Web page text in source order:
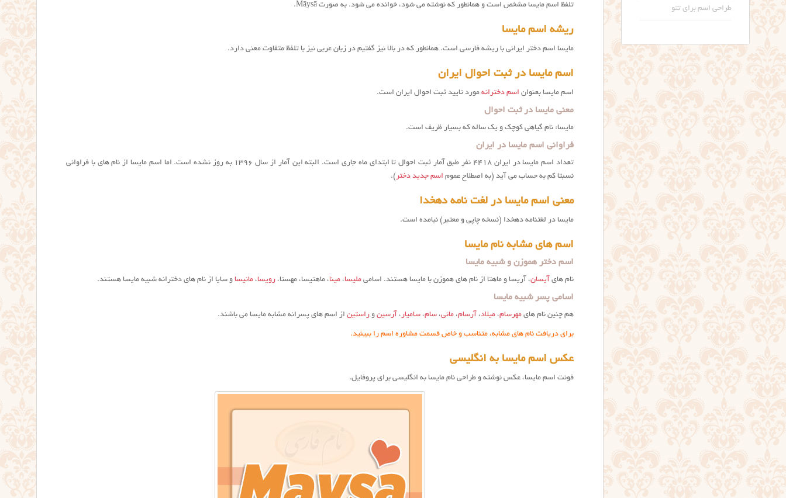
تلفظ اسم مایسا مشخص است و همانطور که نوشته می شود، خوانده می شود. به صورت Māysā.
ریشه اسم مایسا
مایسا اسم دختر ایرانی با ریشه فارسی است. همانطور که در بالا نیز گفتیم در زبان عربی نیز با تلفظ متفاوت معنی دارد.
اسم مایسا در ثبت احوال ایران
اسم مایسا بعنوان اسم دخترانه مورد تایید ثبت احوال ایران است.
معنی مایسا در ثبت احوال
مایسا: نام گیاهی کوچک و یک ساله که بسیار ظریف است.
فراوانی اسم مایسا در ایران
تعداد اسم مایسا در ایران ۴۴۱۸ نفر طبق آمار ثبت احوال تا ابتدای ماه جاری است. البته این آمار از سال ۱۳۹۶ به روز نشده است. اما اسم مایسا از نام های با فراوانی
نسبتا کم به حساب می آید (به اصطلاح عموم اسم جدید دختر).
معنی اسم مایسا در لغت نامه دهخدا
مایسا در لغتنامه دهخدا (نسخه چاپی و معتبر) نیامده است.
اسم های مشابه نام مایسا
اسم دختر هموزن و شبیه مایسا
نام های آیسان، آریسا و ماهتا از نام های هموزن با مایسا هستند. اسامی ملیسا، مینا، ماهتیسا، مهستا، رویسا، مانیسا و سایا از نام های دخترانه شبیه مایسا هستند.
اسامی پسر شبیه مایسا
هم چنین نام های مهرسام، میلاد، آرسام، مانی، سام، سامیار، آرسین و راستین از اسم های پسرانه مشابه مايسا می باشند.
برای دریافت نام های مشابه، متناسب و خاص قسمت مشاوره اسم را ببینید.
عکس اسم مایسا به انگلیسی
فونت اسم مایسا، عکس نوشته و طراحی نام مايسا به انگلیسی برای پروفایل.
طراحی اسم برای تتو